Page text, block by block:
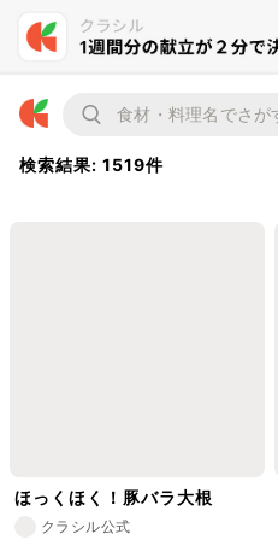
検索結果: 1519件
ほっくほく！豚バラ大根
クラシル公式